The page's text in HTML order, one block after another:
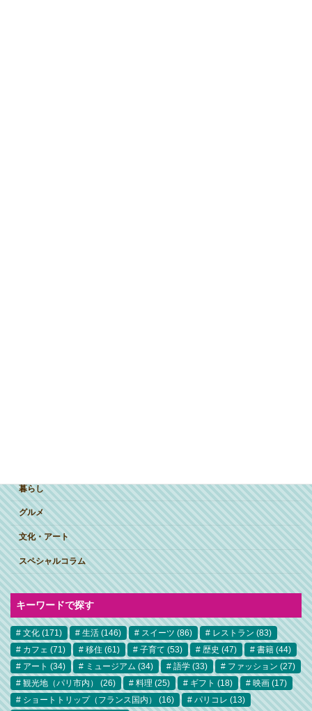
暮らし
グルメ
文化・アート
スペシャルコラム
キーワードで探す
文化 (171) 生活 (146) スイーツ (86) レストラン (83)
カフェ (71) 移住 (61) 子育て (53) 歴史 (47) 書籍 (44)
アート (34) ミュージアム (34) 語学 (33) ファッション (27)
観光地（パリ市内）
(26) 料理 (25) ギフト (18) 映画 (17)
ショートトリップ（フランス国内）
(16) パリコレ (13)